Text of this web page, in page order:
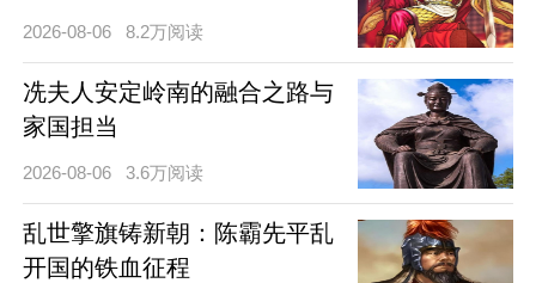
2026-08-06 8.2万阅读
冼夫人安定岭南的融合之路与
家国担当
2026-08-06 3.6万阅读
乱世擎旗铸新朝：陈霸先平乱
开国的铁血征程